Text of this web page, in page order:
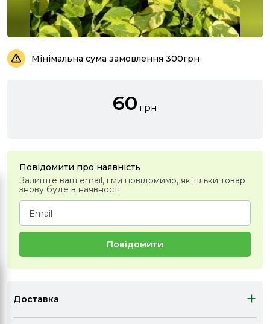
Мінімальна сума замовлення 300грн
60 грн
Повідомити про наявність
Залиште ваш email, і ми повідомимо, як тільки товар
знову буде в наявності
Повідомити
Доставка +